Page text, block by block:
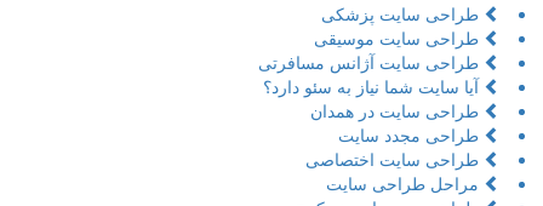
طراحی سایت پزشکی
طراحی سایت موسیقی
طراحی سایت آژانس مسافرتی
آیا سایت شما نیاز به سئو دارد؟
طراحی سایت در همدان
طراحی مجدد سایت
طراحی سایت اختصاصی
مراحل طراحی سایت